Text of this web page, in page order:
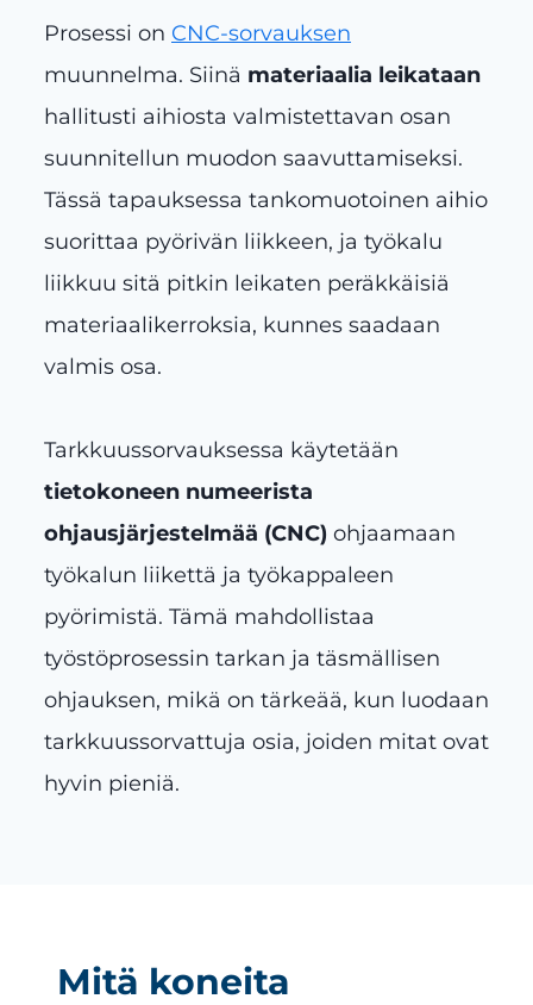
Prosessi on CNC-sorvauksen
muunnelma. Siinä materiaalia leikataan
hallitusti aihiosta valmistettavan osan
suunnitellun muodon saavuttamiseksi.
Tässä tapauksessa tankomuotoinen aihio
suorittaa pyörivän liikkeen, ja työkalu
liikkuu sitä pitkin leikaten peräkkäisiä
materiaalikerroksia, kunnes saadaan
valmis osa.
Tarkkuussorvauksessa käytetään
tietokoneen numeerista
ohjausjärjestelmää (CNC) ohjaamaan
työkalun liikettä ja työkappaleen
pyörimistä. Tämä mahdollistaa
työstöprosessin tarkan ja täsmällisen
ohjauksen, mikä on tärkeää, kun luodaan
tarkkuussorvattuja osia, joiden mitat ovat
hyvin pieniä.
Mitä koneita